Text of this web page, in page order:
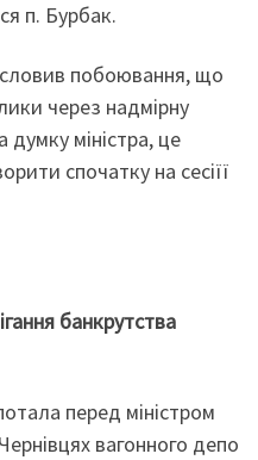
п. Бурбак.
побоювання, що
через надмірну
думку міністра, це
спочатку на сесіїї
банкрутства
перед міністром
вагонного депо